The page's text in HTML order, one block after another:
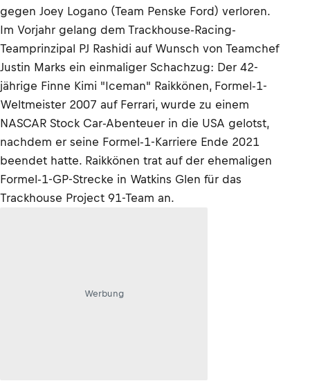
gegen Joey Logano (Team Penske Ford) verloren.
Im Vorjahr gelang dem Trackhouse-Racing-
Teamprinzipal PJ Rashidi auf Wunsch von Teamchef
Justin Marks ein einmaliger Schachzug: Der 42-
jährige Finne Kimi "Iceman" Raikkönen, Formel-1-
Weltmeister 2007 auf Ferrari, wurde zu einem
NASCAR Stock Car-Abenteuer in die USA gelotst,
nachdem er seine Formel-1-Karriere Ende 2021
beendet hatte. Raikkönen trat auf der ehemaligen
Formel-1-GP-Strecke in Watkins Glen für das
Trackhouse Project 91-Team an.
Werbung